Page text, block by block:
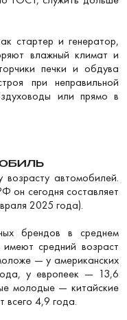
стартер и генератор,
влажный климат и
печки и обдува
при неправильной
или прямо в
автомобилей.
он сегодня составляет
2025 года).
брендов в среднем
средний возраст
— у американских
у европеек — 13,6
молодые — китайские
всего 4,9 года.